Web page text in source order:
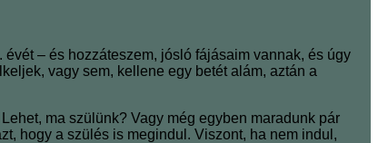
– és hozzáteszem, jósló fájásaim vannak, és úgy
vagy sem, kellene egy betét alám, aztán a
ma szülünk? Vagy még egyben maradunk pár
hogy a szülés is megindul. Viszont, ha nem indul,